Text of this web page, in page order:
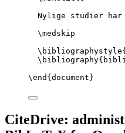
Nylige studier har
\medskip
\bibliographystyle
\bibliography
\end { document }
CiteDrive: